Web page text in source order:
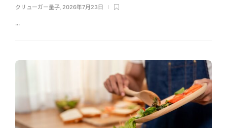
クリューガー量子, 2026年7月23日
...